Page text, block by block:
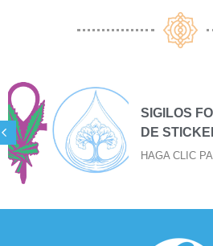
SIGILOS
DE
HAGA CLIC